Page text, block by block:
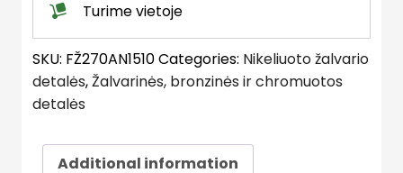
Turime vietoje
SKU: FŽ270AN1510Categories: Nikeliuoto žalvario
detalės,Žalvarinės, bronzinės ir chromuotos
detalės
Additional information